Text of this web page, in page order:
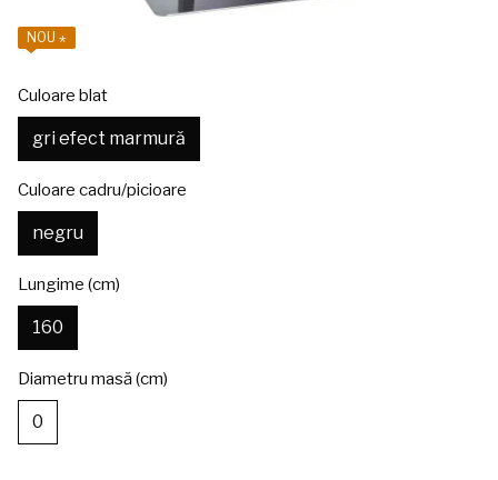
NOU ⋆
Culoare blat
gri efect marmură
Culoare cadru/picioare
negru
Lungime (cm)
160
Diametru masă (cm)
0